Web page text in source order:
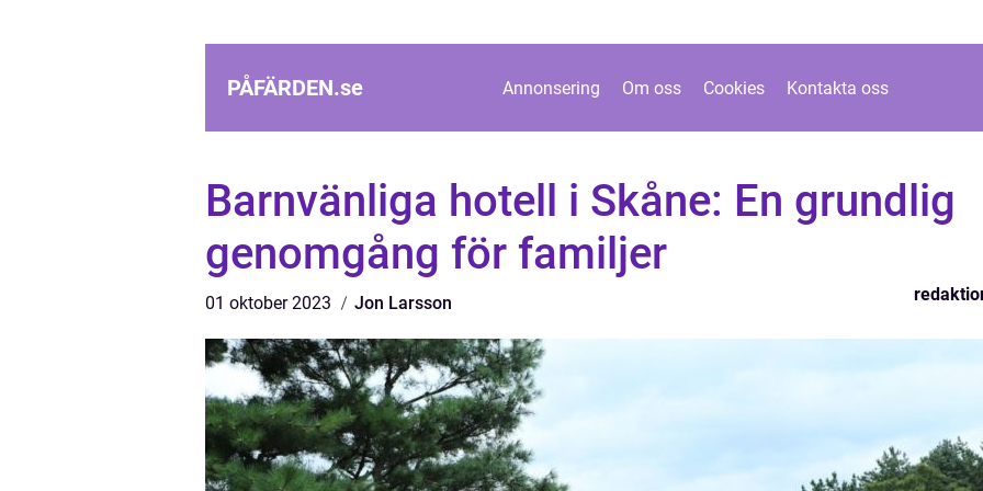
PÅFÄRDEN.se Annonsering Om oss Cookies Kontakta oss
Barnvänliga hotell i Skåne: En grundlig
genomgång för familjer
01 oktober 2023 Jon Larsson